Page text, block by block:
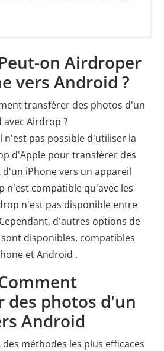
on Airdroper
vers Android ?
transférer des photos d'un
Airdrop ?
n'est pas possible d'utiliser la
d'Apple pour transférer des
iPhone vers un appareil
n'est compatible qu'avec les
n'est pas disponible entre
d'autres options de
disponibles, compatibles
et Android .
des photos d'un
Android
méthodes les plus efficaces